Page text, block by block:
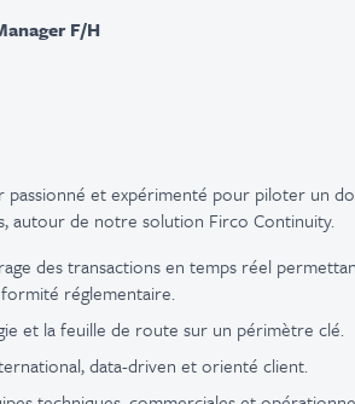
F/H
passionné et expérimenté pour piloter un
autour de notre solution Firco Continuity.
des transactions en temps réel
réglementaire.
et la feuille de route sur un périmètre clé.
data-driven et orienté client.